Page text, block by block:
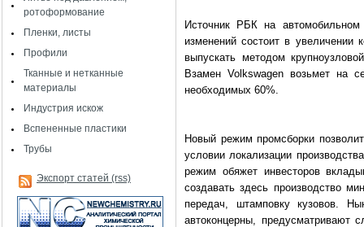
ротоформование
Пленки, листы
Профили
Тканные и нетканные
материалы
Индустрия искож
Вспененные пластики
Трубы
Экспорт статей (rss)
Источник РБК на
изменений состоит в увеличении
выпускать методом
Взамен Volkswagen возьмет на
необходимых 60%.
Новый режим промсборки
условии локализации
режим обяжет инвесторов
создавать здесь производство
передач, штамповку кузовов.
автоконцерны, предусматривают